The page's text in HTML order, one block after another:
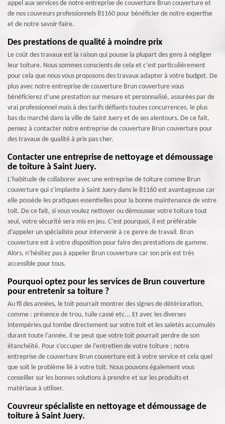
appel aux services de notre entreprise de couverture Brun couverture et
de nos couvreurs professionnels 81160 pour bénéficier de notre expertise
et de notre savoir-faire.
Des prestations de qualité à moindre prix
Le coût des travaux est la raison qui pousse la plupart des gens à négliger
leur toiture. Nous sommes conscients de cela et c’est particulièrement
pour cela que nous vous proposons des travaux adapter à votre budget. De
plus avec notre entreprise de couverture Brun couverture vous
bénéficierez d’une prestation sur mesure et personnalisé, assurées par de
vrai professionnel mais à des tarifs défiants toutes concurrences, le plus
bas du marché dans la ville de Saint Juery et de ses alentours. De ce fait,
pensez à contacter notre entreprise de couverture Brun couverture pour
des travaux de qualité à prix pas cher.
Contacter une entreprise de nettoyage et démoussage
de toiture à Saint Juery.
L’habitude de collaborer avec une entreprise de toiture comme Brun
couverture qui s’implante à Saint Juery dans le 81160 est avantageuse car
elle possède les pratiques essentielles pour la bonne maintenance de votre
toit. De ce fait, si vous voulez nettoyer ou démousser votre toiture tout
seul, votre sécurité sera mis en jeu. C’est pourquoi, il est préférable
d’appeler un spécialiste pour intervenir à ce genre de travail. Brun
couverture est à votre disposition pour faire des prestations de gamme.
Alors, n’hésitez pas à appeler Brun couverture car son prix est très
accessible pour tous.
Pourquoi optez pour les services de Brun couverture
pour entretenir sa toiture ?
Au fil des années, le toit pourrait montrer des signes de détérioration,
comme : présence de trou, tuile cassé etc... Et avec les diverses
intempéries qui tombe directement sur votre toit et les saletés accumulés
durant toute l’année, il se peut que votre toit pourrait perdre de son
étanchéité. Pour s’occuper de l’entretien de votre toiture ; notre
entreprise de couverture Brun couverture est à votre service et cela quel
que soit le problème lié à votre toit. Nous pouvons également vous
conseiller sur les bonnes solutions à prendre et sur les produits et
matériaux à utiliser.
Couvreur spécialiste en nettoyage et démoussage de
toiture à Saint Juery.